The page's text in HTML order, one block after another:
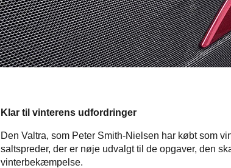
Klar til vinterens udfordringer
Den Valtra, som Peter Smith-Nielsen har købt som
saltspreder, der er nøje udvalgt til de opgaver, den
vinterbekæmpelse.